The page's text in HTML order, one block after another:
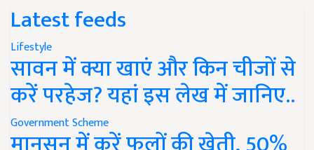
Latest feeds
Lifestyle
सावन में क्या खाएं और किन चीजों से
करें परहेज? यहां इस लेख में जानिए..
Government Scheme